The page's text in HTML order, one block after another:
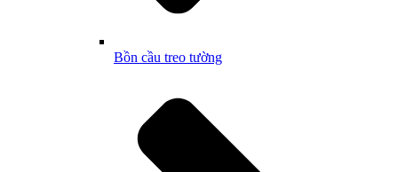
Bồn cầu treo tường